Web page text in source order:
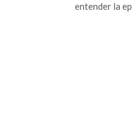
entender la